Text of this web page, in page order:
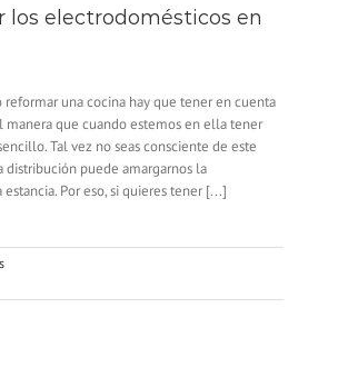
los electrodomésticos en
reformar una cocina hay que tener en cuenta
manera que cuando estemos en ella tener
Tal vez no seas consciente de este
distribución puede amargarnos la
Por eso, si quieres tener [...]